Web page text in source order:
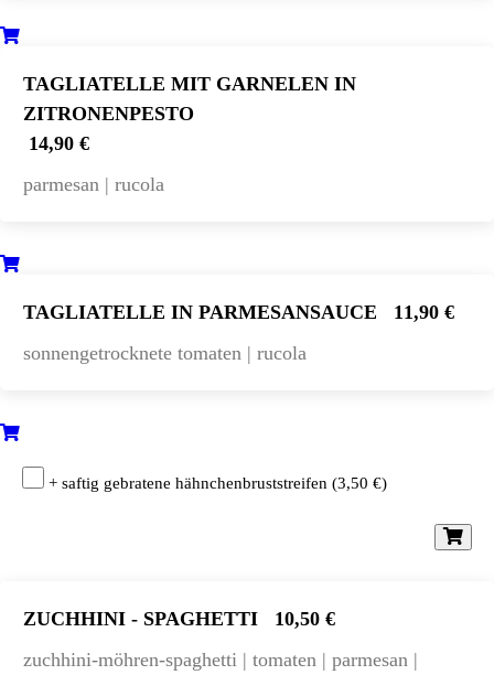
TAGLIATELLE MIT GARNELEN IN
ZITRONENPESTO
14,90 €
parmesan | rucola
TAGLIATELLE IN PARMESANSAUCE
11,90 €
sonnengetrocknete tomaten | rucola
+ saftig gebratene hähnchenbruststreifen (3,50 €)
ZUCHHINI - SPAGHETTI
10,50 €
zuchhini-möhren-spaghetti | tomaten | parmesan |